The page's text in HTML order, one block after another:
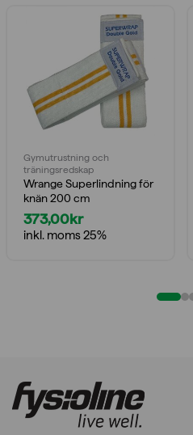
Gymutrustning och
träningsredskap
Wrange Superlindning för
knän 200 cm
373,00kr
inkl. moms 25%